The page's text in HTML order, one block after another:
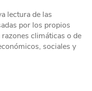
lectura de las
por los propios
climáticas o de
sociales y